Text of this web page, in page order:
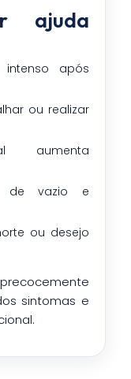
ajuda
após
ou realizar
aumenta
de vazio e
ou desejo
sintomas e